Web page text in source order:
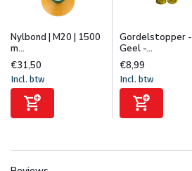
Nylbond | M20 | 1500
m...
€31,50
Incl. btw
Gordelstopper -
Geel -...
€8,99
Incl. btw